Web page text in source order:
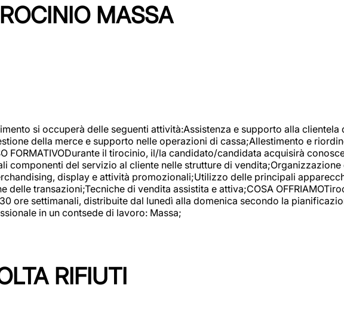
MASSA
si occuperà delle seguenti attività:Assistenza e supporto alla
della merce e supporto nelle operazioni di cassa;Allestimento e
FORMATIVODurante il tirocinio, il/la candidato/candidata acquisirà
componenti del servizio al cliente nelle strutture di
display e attività promozionali;Utilizzo delle principali
delle transazioni;Tecniche di vendita assistita e attiva;COSA
ore settimanali, distribuite dal lunedì alla domenica secondo la
in un contsede di lavoro: Massa;
RIFIUTI